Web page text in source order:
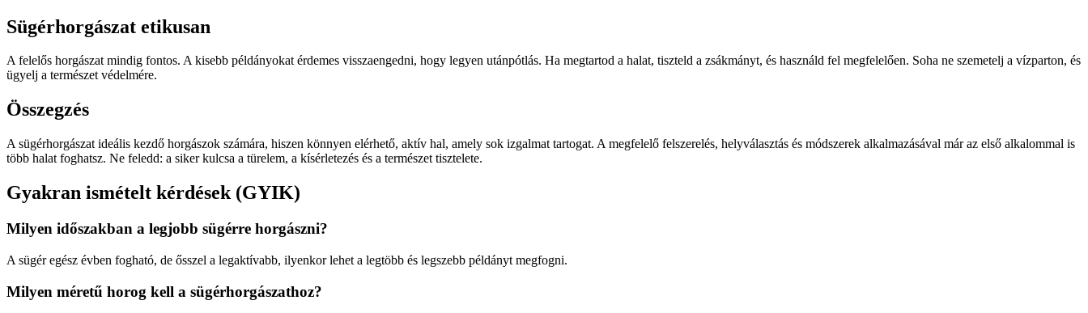
Sügérhorgászat etikusan
A felelős horgászat mindig fontos. A kisebb példányokat érdemes visszaengedni, hogy legyen utánpótlás. Ha megtartod a halat, tiszteld a zsákmányt, és használd fel megfelelően. Soha ne szemetelj a vízparton, és
ügyelj a természet védelmére.
Összegzés
A sügérhorgászat ideális kezdő horgászok számára, hiszen könnyen elérhető, aktív hal, amely sok izgalmat tartogat. A megfelelő felszerelés, helyválasztás és módszerek alkalmazásával már az első alkalommal is
több halat foghatsz. Ne feledd: a siker kulcsa a türelem, a kísérletezés és a természet tisztelete.
Gyakran ismételt kérdések (GYIK)
Milyen időszakban a legjobb sügérre horgászni?
A sügér egész évben fogható, de ősszel a legaktívabb, ilyenkor lehet a legtöbb és legszebb példányt megfogni.
Milyen méretű horog kell a sügérhorgászathoz?